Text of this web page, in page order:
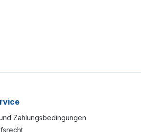
Zahlungsbedingungen